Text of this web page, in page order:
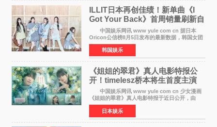
ILLIT日本再创佳绩！新单曲《I
Got Your Back》首周销量刷新自
身纪录
中国娱乐网讯 www yule com cn 据日本
Oricon公信榜8月5日发布的最新数据，韩国女团
ILLIT在日本发行的第二张单曲《I Got Your
Back》首周销量达到71,009张，成功跻身最新一
期周单曲排行
韩国娱乐
《姐姐的翠君》真人电影特报公
开！timelesz桥本将生首度主演
12月4日上映
中国娱乐网讯 www yule com cn 少女漫画
《姐姐的翠君》真人电影特报于近日公开，由
timelesz成员桥本将生担任主演，这也是他首次
担任电影主演，引发高度关注。 女高中生咲
苗翠（中岛瑠菜
日本娱乐